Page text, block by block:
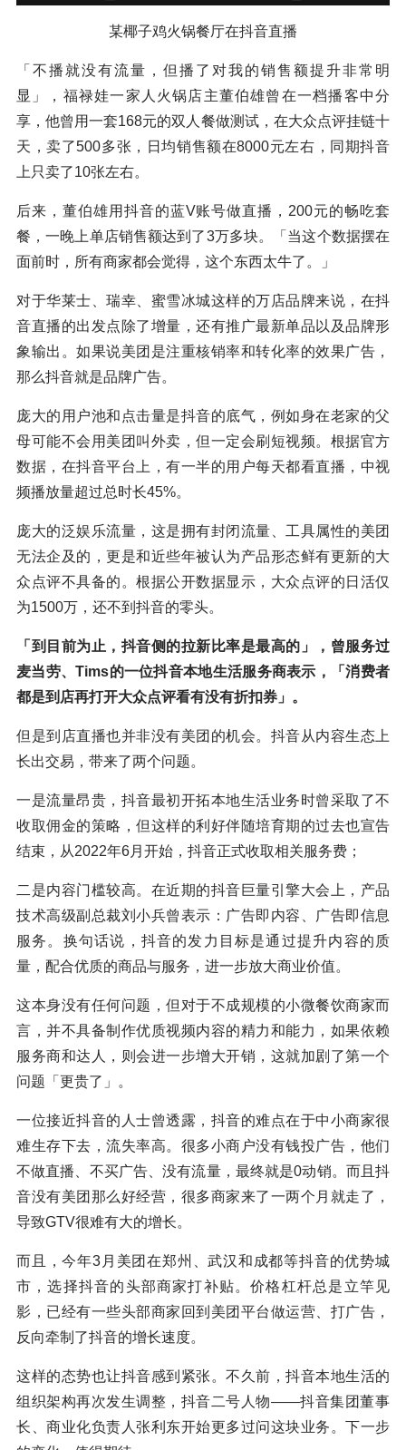
某椰子鸡火锅餐厅在抖音直播
「不播就没有流量，但播了对我的销售额提升非常明
显」，福禄娃一家人火锅店主董伯雄曾在一档播客中分
享，他曾用一套168元的双人餐做测试，在大众点评挂链十
天，卖了500多张，日均销售额在8000元左右，同期抖音
上只卖了10张左右。
后来，董伯雄用抖音的蓝V账号做直播，200元的畅吃套
餐，一晚上单店销售额达到了3万多块。「当这个数据摆在
面前时，所有商家都会觉得，这个东西太牛了。」
对于华莱士、瑞幸、蜜雪冰城这样的万店品牌来说，在抖
音直播的出发点除了增量，还有推广最新单品以及品牌形
象输出。如果说美团是注重核销率和转化率的效果广告，
那么抖音就是品牌广告。
庞大的用户池和点击量是抖音的底气，例如身在老家的父
母可能不会用美团叫外卖，但一定会刷短视频。根据官方
数据，在抖音平台上，有一半的用户每天都看直播，中视
频播放量超过总时长45%。
庞大的泛娱乐流量，这是拥有封闭流量、工具属性的美团
无法企及的，更是和近些年被认为产品形态鲜有更新的大
众点评不具备的。根据公开数据显示，大众点评的日活仅
为1500万，还不到抖音的零头。
「到目前为止，抖音侧的拉新比率是最高的」，曾服务过
麦当劳、Tims的一位抖音本地生活服务商表示，「消费者
都是到店再打开大众点评看有没有折扣券」。
但是到店直播也并非没有美团的机会。抖音从内容生态上
长出交易，带来了两个问题。
一是流量昂贵，抖音最初开拓本地生活业务时曾采取了不
收取佣金的策略，但这样的利好伴随培育期的过去也宣告
结束，从2022年6月开始，抖音正式收取相关服务费；
二是内容门槛较高。在近期的抖音巨量引擎大会上，产品
技术高级副总裁刘小兵曾表示：广告即内容、广告即信息
服务。换句话说，抖音的发力目标是通过提升内容的质
量，配合优质的商品与服务，进一步放大商业价值。
这本身没有任何问题，但对于不成规模的小微餐饮商家而
言，并不具备制作优质视频内容的精力和能力，如果依赖
服务商和达人，则会进一步增大开销，这就加剧了第一个
问题「更贵了」。
一位接近抖音的人士曾透露，抖音的难点在于中小商家很
难生存下去，流失率高。很多小商户没有钱投广告，他们
不做直播、不买广告、没有流量，最终就是0动销。而且抖
音没有美团那么好经营，很多商家来了一两个月就走了，
导致GTV很难有大的增长。
而且，今年3月美团在郑州、武汉和成都等抖音的优势城
市，选择抖音的头部商家打补贴。价格杠杆总是立竿见
影，已经有一些头部商家回到美团平台做运营、打广告，
反向牵制了抖音的增长速度。
这样的态势也让抖音感到紧张。不久前，抖音本地生活的
组织架构再次发生调整，抖音二号人物——抖音集团董事
长、商业化负责人张利东开始更多过问这块业务。下一步